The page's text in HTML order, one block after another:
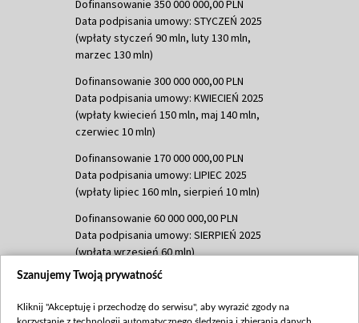
Dofinansowanie 350 000 000,00 PLN
Data podpisania umowy: STYCZEŃ 2025
(wpłaty styczeń 90 mln, luty 130 mln,
marzec 130 mln)
Dofinansowanie 300 000 000,00 PLN
Data podpisania umowy: KWIECIEŃ 2025
(wpłaty kwiecień 150 mln, maj 140 mln,
czerwiec 10 mln)
Dofinansowanie 170 000 000,00 PLN
Data podpisania umowy: LIPIEC 2025
(wpłaty lipiec 160 mln, sierpień 10 mln)
Dofinansowanie 60 000 000,00 PLN
Data podpisania umowy: SIERPIEŃ 2025
(wpłata wrzesień 60 mln)
Dofinansowanie 635 783 051,21 PLN
(wpłata wrzesień 100 mln, październik 350
Szanujemy Twoją prywatność
Kliknij "Akceptuję i przechodzę do serwisu", aby wyrazić zgody na